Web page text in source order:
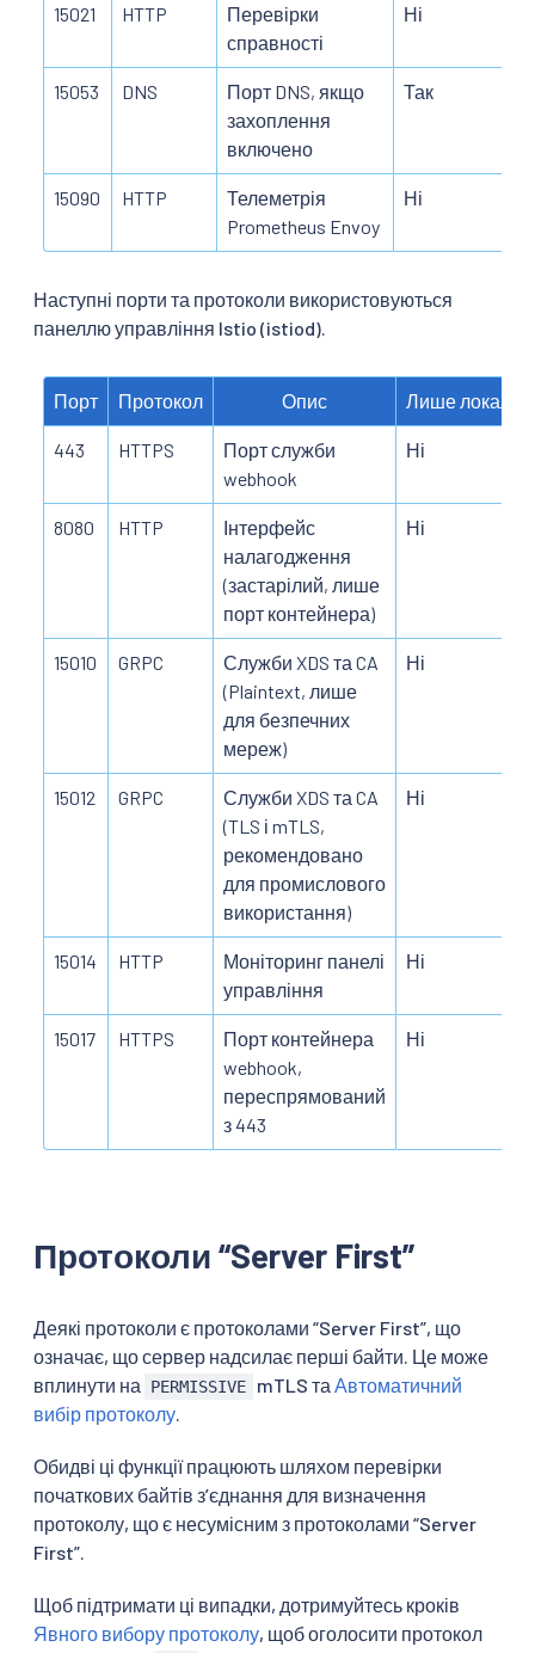
15021 HTTP
Перевірки
справності
Ні
15053 DNS
Порт DNS, якщо
захоплення
включено
Так
15090 HTTP
Телеметрія
Prometheus Envoy
Ні
Наступні порти та протоколи використовуються
панеллю управління Istio (istiod).
Порт Протокол Опис Лише
443 HTTPS
Порт служби
webhook
Ні
8080 HTTP
Інтерфейс
налагодження
(застарілий, лише
порт контейнера)
Ні
15010 GRPC
Служби XDS та CA
(Plaintext, лише
для безпечних
мереж)
Ні
15012 GRPC
Служби XDS та CA
(TLS і mTLS,
рекомендовано
для промислового
використання)
Ні
15014 HTTP
Моніторинг панелі
управління
Ні
15017 HTTPS
Порт контейнера
webhook,
переспрямований
з 443
Ні
Протоколи “Server First”
Деякі протоколи є протоколами “Server First”, що
означає, що сервер надсилає перші байти. Це може
вплинути на
PERMISSIVE mTLS та Автоматичний
вибір протоколу.
Обидві ці функції працюють шляхом перевірки
початкових байтів зʼєднання для визначення
протоколу, що є несумісним з протоколами “Server
First”.
Щоб підтримати ці випадки, дотримуйтесь кроків
Явного вибору протоколу, щоб оголосити протокол